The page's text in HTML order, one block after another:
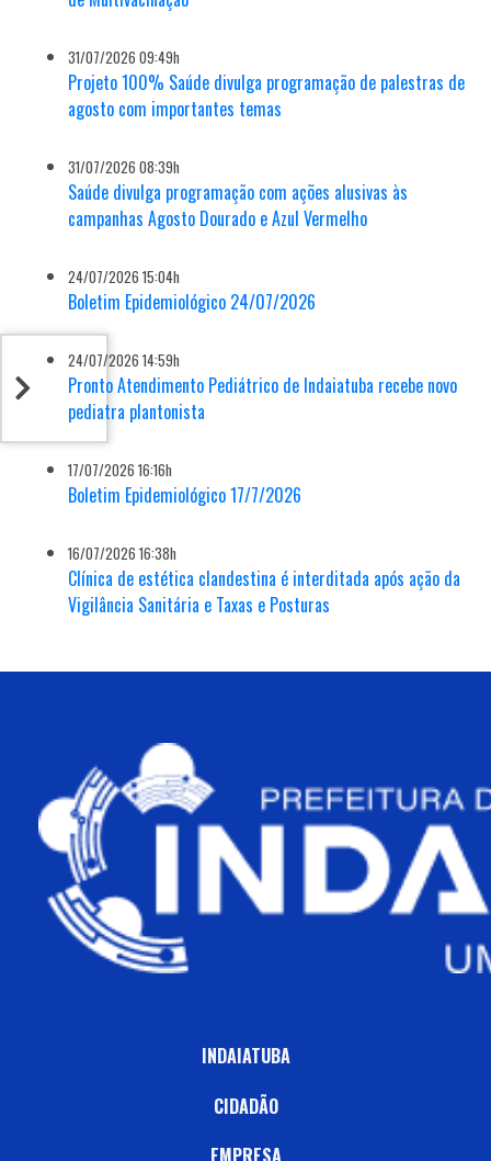
31/07/2026 09:49h
Projeto 100% Saúde divulga programação de palestras de
agosto com importantes temas
31/07/2026 08:39h
Saúde divulga programação com ações alusivas às
campanhas Agosto Dourado e Azul Vermelho
24/07/2026 15:04h
Boletim Epidemiológico 24/07/2026
24/07/2026 14:59h
Pronto Atendimento Pediátrico de Indaiatuba recebe novo
pediatra plantonista
17/07/2026 16:16h
Boletim Epidemiológico 17/7/2026
16/07/2026 16:38h
Clínica de estética clandestina é interditada após ação da
Vigilância Sanitária e Taxas e Posturas
INDAIATUBA
CIDADÃO